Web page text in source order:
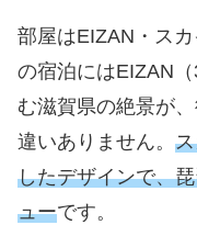
部屋はEIZAN・ス
の宿泊にはEIZAN
む滋賀県の絶景が
違いありません。
したデザインで、
ューです。